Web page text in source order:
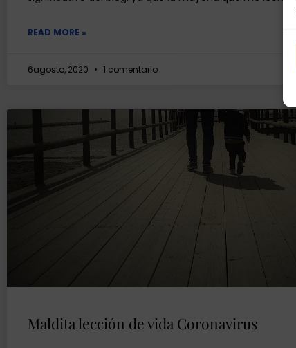
READ MORE »
6agosto, 2020 1 comentario
Maldita lección de vida Coronavirus